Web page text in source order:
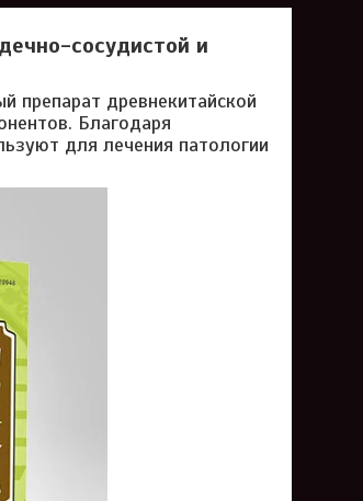
сосудистой и
препарат древнекитайской
Благодаря
для лечения патологии